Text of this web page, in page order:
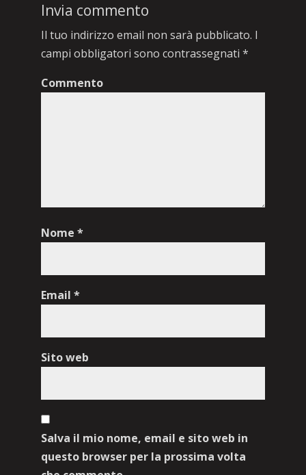
Invia commento
Il tuo indirizzo email non sarà pubblicato. I
campi obbligatori sono contrassegnati *
Commento
Nome *
Email *
Sito web
Salva il mio nome, email e sito web in
questo browser per la prossima volta